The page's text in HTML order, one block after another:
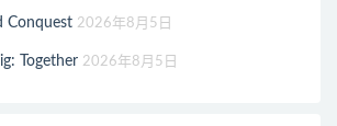
Conquest 2026年8月5日
Together 2026年8月5日